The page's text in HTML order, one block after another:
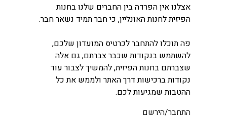
אצלנו אין הפרדה בין החברים שלנו בחנות
הפיזית לחנות האונליין, כי חבר תמיד נשאר חבר.
פה תוכלו להתחבר לכרטיס המועדון שלכם,
להשתמש בנקודות שכבר צברתם, גם אלה
שצברתם בחנות הפיזית, להמשיך לצבור עוד
נקודות ברכישות דרך האתר ולממש את כל
ההטבות שמגיעות לכם.
התחבר/הירשם